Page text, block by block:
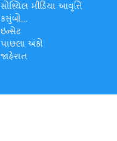
સોશ્યિલ મીડિયા આવૃત્તિ
કસુંબો...
ઇન્સેટ
પાછલા અંકો
જાહેરાત